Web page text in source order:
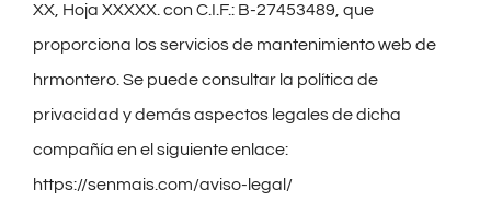
XX, Hoja XXXXX. con C.I.F.: B-27453489, que
proporciona los servicios de mantenimiento web de
hrmontero. Se puede consultar la política de
privacidad y demás aspectos legales de dicha
compañía en el siguiente enlace:
https://senmais.com/aviso-legal/